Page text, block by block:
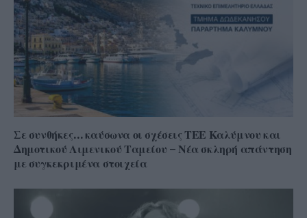
Σε συνθήκες… καύσωνα οι σχέσεις ΤΕΕ Καλύμνου και
Δημοτικού Λιμενικού Ταμείου – Νέα σκληρή απάντηση
με συγκεκριμένα στοιχεία